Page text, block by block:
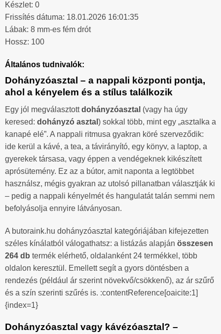
Készlet: 0
Frissítés dátuma: 18.01.2026 16:01:35
Lábak: 8 mm-es fém drót
Hossz: 100
Általános tudnivalók:
Dohányzóasztal – a nappali központi pontja,
ahol a kényelem és a stílus találkozik
Egy jól megválasztottdohányzóasztal (vagy ha úgy
keresed: dohányzó asztal ) sokkal több, mint egy „asztalka a
kanapé elé”. A nappali ritmusa gyakran köré szerveződik:
ide kerül a kávé, a tea, a távirányító, egy könyv, a laptop, a
gyerekek társasa, vagy éppen a vendégeknek kikészített
aprósütemény. Ez az a bútor, amit naponta a legtöbbet
használsz, mégis gyakran az utolsó pillanatban választják ki
– pedig a nappali kényelmét és hangulatát talán semmi nem
befolyásolja ennyire látványosan.
A butoraink.hu dohányzóasztal kategóriájában kifejezetten
széles kínálatból válogathatsz: a listázás alapján összesen
264 db termék elérhető, oldalanként 24 termékkel, több
oldalon keresztül. Emellett segít a gyors döntésben a
rendezés (például ár szerint növekvő/csökkenő), az ár szűrő
és a szín szerinti szűrés is. :contentReference[oaicite:1]
{index=1}
Dohányzóasztal vagy kávézóasztal? –